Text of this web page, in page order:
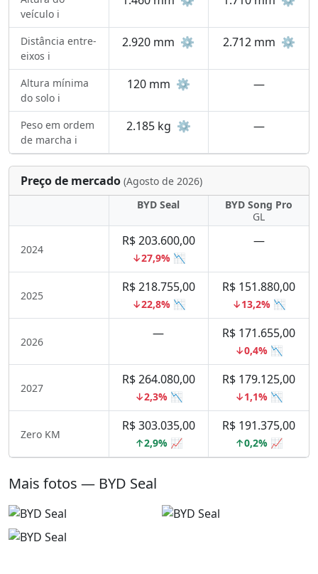
veículo ℹ️
Distância entre-
eixos ℹ️
2.920 mm ⚙️ 2.712 mm ⚙️
Altura mínima
do solo ℹ️
120 mm ⚙️ —
Peso em ordem
de marcha ℹ️
2.185 kg ⚙️ —
Preço de mercado (Agosto de 2026)
BYD Seal
BYD Song Pro
GL
2024
R$ 203.600,00
↓27,9% 📉
—
2025
R$ 218.755,00
↓22,8% 📉
R$ 151.880,00
↓13,2% 📉
2026
— R$ 171.655,00
↓0,4% 📉
2027
R$ 264.080,00
↓2,3% 📉
R$ 179.125,00
↓1,1% 📉
Zero KM
R$ 303.035,00
↑2,9% 📈
R$ 191.375,00
↑0,2% 📈
Mais fotos — BYD Seal